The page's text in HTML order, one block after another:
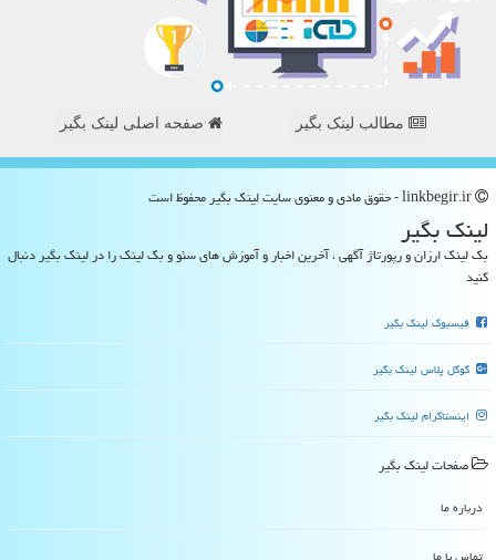
مطالب لینک بگیر صفحه اصلی لینک بگیر
لینك بگیر
بک لینک ارزان و رپورتاژ آگهی ، آخرین اخبار و آموزش های سئو و بک لینک را در لینک بگیر دنبال
کنید
فیسبوک لینک بگیر
گوگل پلاس لینک بگیر
اینستاگرام لینک بگیر
صفحات لینك بگیر
درباره ما